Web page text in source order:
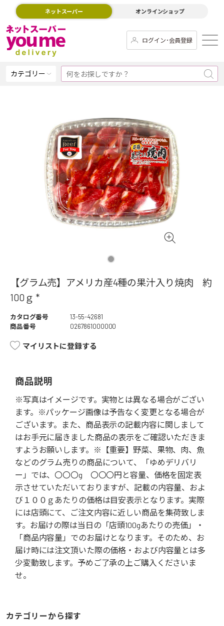
ネットスーパー オンラインショップ
ログイン･会員登録
カテゴリー
【グラム売】アメリカ産4種の果汁入り焼肉 約
100ｇ *
カタログ番号
13-55-42681
商品番号
0267861000000
マイリストに登録する
商品説明
※写真はイメージです。実物とは異なる場合がござい
ます。※パッケージ画像は予告なく変更となる場合が
ございます。また、商品表示の記載内容に関しまして
はお手元に届きました商品の表示をご確認いただきま
すようお願いします。※【重要】野菜、果物、肉、魚
などのグラム売りの商品について、「ゆめデリバリ
ー」では、〇〇〇g 〇〇〇円と容量、価格を固定表
示させていただいておりますが、記載の内容量、およ
び１００ｇあたりの価格は目安表示となります。実際
には店頭にて、ご注文内容に近しい商品を集荷致しま
す。お届けの際は当日の「店頭100gあたりの売価」・
「商品内容量」でのお届けとなります。そのため、お
届け時には注文頂いた際の価格・および内容量とは多
少変動致します。予めご了承の上ご購入くださいま
せ。
カテゴリーから探す